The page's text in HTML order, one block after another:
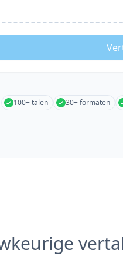
100+ talen 30+ formaten